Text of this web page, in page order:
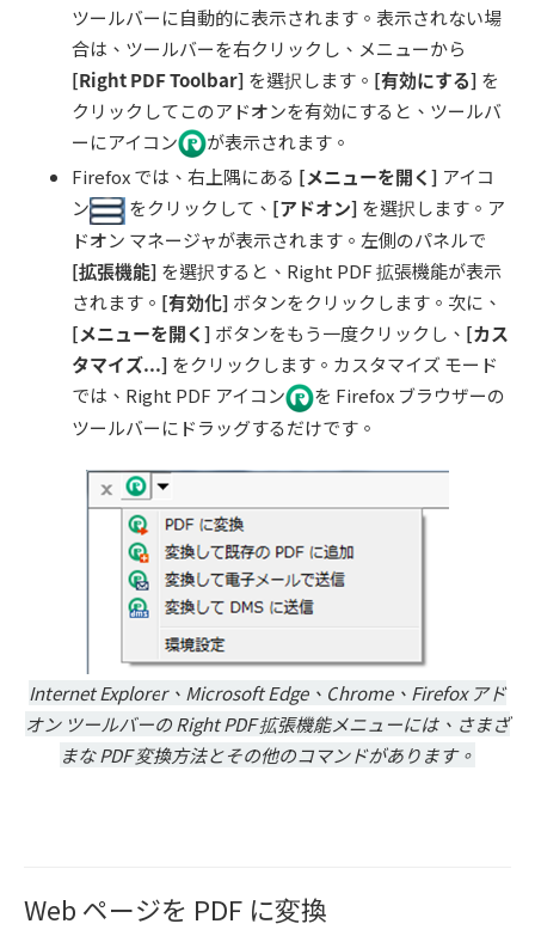
ツールバーに自動的に表示されます。表示されない場
合は、ツールバーを右クリックし、メニューから
[Right PDF Toolbar] を選択します。 [有効にする] を
クリックしてこのアドオンを有効にすると、ツールバ
ーにアイコン
が表示されます。
Firefox では、右上隅にある [メニューを開く] アイコ
ン
をクリックして、 [アドオン] を選択します。ア
ドオン マネージャが表示されます。左側のパネルで
[拡張機能] を選択すると、Right PDF 拡張機能が表示
されます。 [有効化] ボタンをクリックします。次に、
[メニューを開く] ボタンをもう一度クリックし、 [カス
タマイズ...] をクリックします。カスタマイズ モード
では、Right PDF アイコン
を Firefox ブラウザーの
ツールバーにドラッグするだけです。
Internet Explorer、Microsoft Edge、Chrome、Firefox アド
オン ツールバーの Right PDF 拡張機能メニューには、さまざ
まな PDF 変換⽅法とその他のコマンドがあります。
Web ページを PDF に変換